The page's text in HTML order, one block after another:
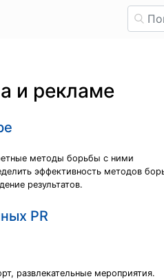
и рекламе
методы борьбы с ними
эффективность методов
результатов.
PR
развлекательные мероприятия.